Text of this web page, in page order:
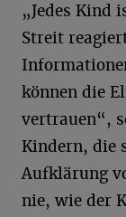
„Jedes Kind
Streit
können die
vertrauen“,
Kindern, die
Aufklärung
nie, wie der